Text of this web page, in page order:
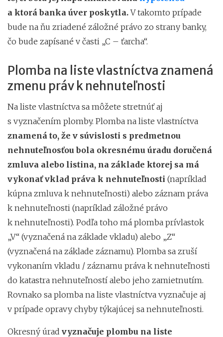
a ktorá banka úver poskytla.V takomto prípade
bude na ňu zriadené záložné právo zo strany banky,
čo bude zapísané v časti „C – ťarcha“.
Plomba na liste vlastníctva znamená
zmenu práv k nehnuteľnosti
Na liste vlastníctva sa môžete stretnúť aj
s vyznačením plomby. Plomba na liste vlastníctva
znamená to, že v súvislosti s predmetnou
nehnuteľnosťou bola okresnému úradu doručená
zmluva alebo listina, na základe ktorej sa má
vykonať vklad práva k nehnuteľnosti (napríklad
kúpna zmluva k nehnuteľnosti) alebo záznam práva
k nehnuteľnosti (napríklad záložné právo
k nehnuteľnosti). Podľa toho má plomba prívlastok
„V“ (vyznačená na základe vkladu) alebo „Z“
(vyznačená na základe záznamu). Plomba sa zruší
vykonaním vkladu / záznamu práva k nehnuteľnosti
do katastra nehnuteľností alebo jeho zamietnutím.
Rovnako sa plomba na liste vlastníctva vyznačuje aj
v prípade opravy chyby týkajúcej sa nehnuteľnosti.
Okresný úrad vyznačuje plombu na liste